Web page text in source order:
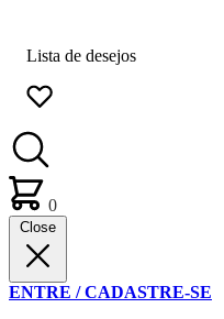
Lista de desejos
0
Close
ENTRE / CADASTRE-SE